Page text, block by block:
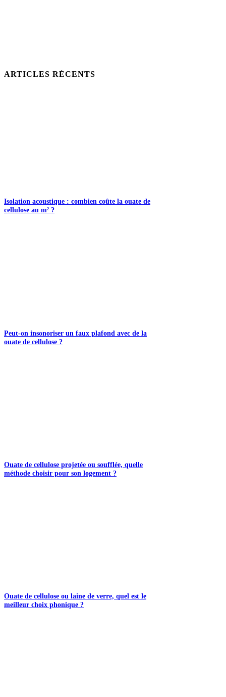
ARTICLES RÉCENTS
Isolation acoustique : combien coûte la ouate de
cellulose au m² ?
Peut-on insonoriser un faux plafond avec de la
ouate de cellulose ?
Ouate de cellulose projetée ou soufflée, quelle
méthode choisir pour son logement ?
Ouate de cellulose ou laine de verre, quel est le
meilleur choix phonique ?